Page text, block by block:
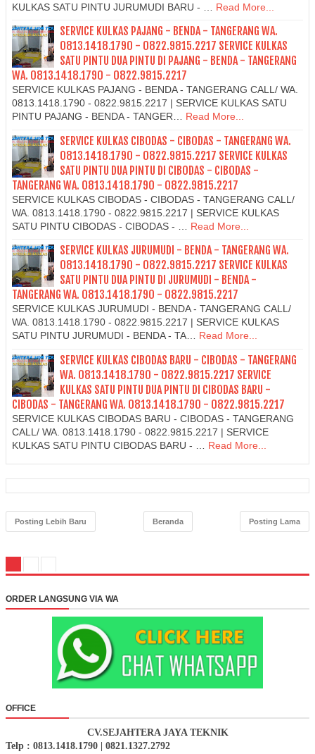
KULKAS SATU PINTU JURUMUDI BARU - …
Read More...
SERVICE KULKAS PAJANG - BENDA - TANGERANG WA.
0813.1418.1790 - 0822.9815.2217 SERVICE KULKAS
SATU PINTU DUA PINTU DI PAJANG - BENDA - TANGERANG
WA. 0813.1418.1790 - 0822.9815.2217
SERVICE KULKAS PAJANG - BENDA - TANGERANG CALL/ WA.
0813.1418.1790 - 0822.9815.2217 | SERVICE KULKAS SATU
PINTU PAJANG - BENDA - TANGER… Read More...
SERVICE KULKAS CIBODAS - CIBODAS - TANGERANG WA.
0813.1418.1790 - 0822.9815.2217 SERVICE KULKAS
SATU PINTU DUA PINTU DI CIBODAS - CIBODAS -
TANGERANG WA. 0813.1418.1790 - 0822.9815.2217
SERVICE KULKAS CIBODAS - CIBODAS - TANGERANG CALL/
WA. 0813.1418.1790 - 0822.9815.2217 | SERVICE KULKAS
SATU PINTU CIBODAS - CIBODAS - …
Read More...
SERVICE KULKAS JURUMUDI - BENDA - TANGERANG WA.
0813.1418.1790 - 0822.9815.2217 SERVICE KULKAS
SATU PINTU DUA PINTU DI JURUMUDI - BENDA -
TANGERANG WA. 0813.1418.1790 - 0822.9815.2217
SERVICE KULKAS JURUMUDI - BENDA - TANGERANG CALL/
WA. 0813.1418.1790 - 0822.9815.2217 | SERVICE KULKAS
SATU PINTU JURUMUDI - BENDA - TA… Read More...
SERVICE KULKAS CIBODAS BARU - CIBODAS - TANGERANG
WA. 0813.1418.1790 - 0822.9815.2217 SERVICE
KULKAS SATU PINTU DUA PINTU DI CIBODAS BARU -
CIBODAS - TANGERANG WA. 0813.1418.1790 - 0822.9815.2217
SERVICE KULKAS CIBODAS BARU - CIBODAS - TANGERANG
CALL/ WA. 0813.1418.1790 - 0822.9815.2217 | SERVICE
KULKAS SATU PINTU CIBODAS BARU - …
Read More...
Posting Lebih Baru Posting Lama
Beranda
ORDER LANGSUNG VIA WA
OFFICE
CV.SEJAHTERA JAYA TEKNIK
Telp : 0813.1418.1790 | 0821.1327.2792